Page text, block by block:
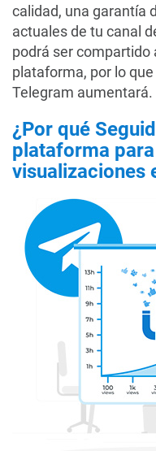
calidad, una garantía
actuales de tu canal
podrá ser compartido
plataforma, por lo
Telegram aumentará.
¿Por qué
plataforma
visualizaciones